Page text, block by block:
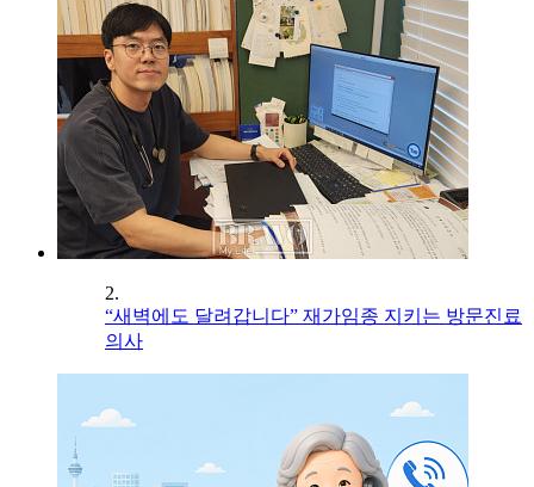
2.
“새벽에도 달려갑니다” 재가임종 지키는 방문진료
의사